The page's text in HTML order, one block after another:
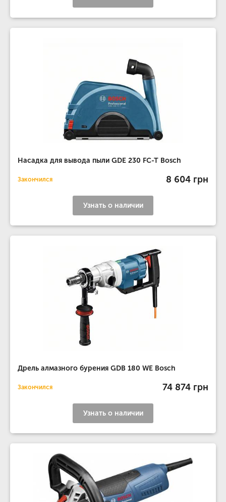
Насадка для вывода пыли GDE 230 FC-T Bosch
Закончился 8 604 грн
Узнать о наличии
Дрель алмазного бурения GDB 180 WE Bosch
Закончился 74 874 грн
Узнать о наличии